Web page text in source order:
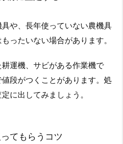
や、長年使っていない農機具
ったいない場合があります。
運機、サビがある作業機で
段がつくことがあります。処
に出してみましょう。
てもらうコツ